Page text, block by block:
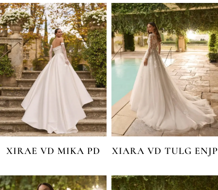
XIRAE VD MIKA PD XIARA VD TULG ENJP